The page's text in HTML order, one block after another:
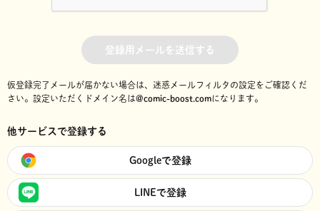
登録用メールを送信する
仮登録完了メールが届かない場合は、迷惑メールフィルタの設定をご確認くだ
さい。 設定いただくドメイン名は@comic-boost.comになります。
他サービスで登録する
Googleで登録
LINEで登録